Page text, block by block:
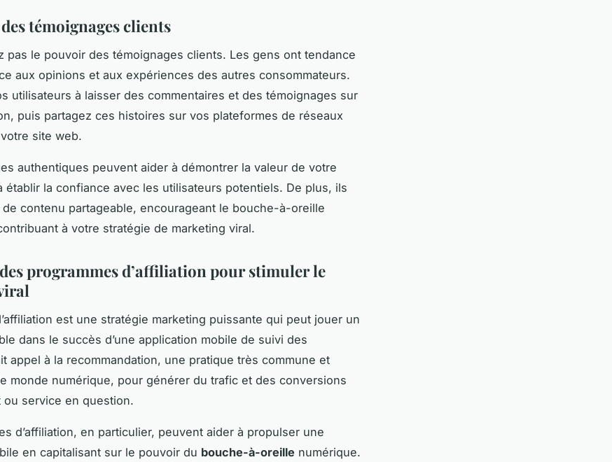
témoignages clients
pas le pouvoir des témoignages clients. Les gens ont tendance
aux opinions et aux expériences des autres consommateurs.
utilisateurs à laisser des commentaires et des témoignages sur
puis partagez ces histoires sur vos plateformes de réseaux
site web.
authentiques peuvent aider à démontrer la valeur de votre
établir la confiance avec les utilisateurs potentiels. De plus, ils
contenu partageable, encourageant le bouche-à-oreille
à votre stratégie de marketing viral.
programmes d’affiliation pour stimuler le
est une stratégie marketing puissante qui peut jouer un
dans le succès d’une application mobile de suivi des
appel à la recommandation, une pratique très commune et
monde numérique, pour générer du trafic et des conversions
ou service en question.
d’affiliation, en particulier, peuvent aider à propulser une
en capitalisant sur le pouvoir du bouche-à-oreille numérique.